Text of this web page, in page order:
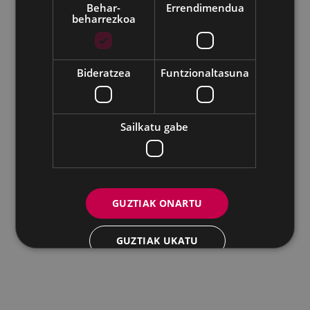
Udalaren sare sozial guztiak
Eibarko Andretxea - Isasi kalea, 11 | 20600 Eibar
Andretxea: 943 54 39 38Berdintasuna: 943 70 84 40
andretxea@eibar.eus
berdintasuna@eibar.eus
IFZ: P2003100A | DIR3 L01200300
Behar-
beharrezkoa
Errendimendua
Bideratzea Funtzionaltasuna
Sailkatu gabe
GUZTIAK ONARTU
GUZTIAK UKATU